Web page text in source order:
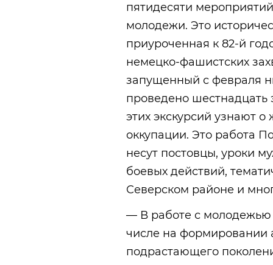
пятидесяти
молодежи. Это
приуроченная к 82-й
немецко-фашистских
запущенный с февраля
проведено шестнадцать
этих экскурсий узнают
оккупации. Это работа
несут постовцы, уроки
боевых действий,
Северском районе и
— В работе с молодежью
числе на формировании
подрастающего